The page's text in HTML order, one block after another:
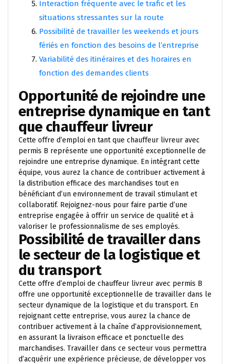
Interaction fréquente avec le trafic et les
situations stressantes sur la route
Possibilité de travailler les weekends et jours
fériés en fonction des besoins de l’entreprise
Variabilité des itinéraires et des horaires en
fonction des demandes clients
Opportunité de rejoindre une
entreprise dynamique en tant
que chauffeur livreur
Cette offre d’emploi en tant que chauffeur livreur avec
permis B représente une opportunité exceptionnelle de
rejoindre une entreprise dynamique. En intégrant cette
équipe, vous aurez la chance de contribuer activement à
la distribution efficace des marchandises tout en
bénéficiant d’un environnement de travail stimulant et
collaboratif. Rejoignez-nous pour faire partie d’une
entreprise engagée à offrir un service de qualité et à
valoriser le professionnalisme de ses employés.
Possibilité de travailler dans
le secteur de la logistique et
du transport
Cette offre d’emploi de chauffeur livreur avec permis B
offre une opportunité exceptionnelle de travailler dans le
secteur dynamique de la logistique et du transport. En
rejoignant cette entreprise, vous aurez la chance de
contribuer activement à la chaîne d’approvisionnement,
en assurant la livraison efficace et ponctuelle des
marchandises. Travailler dans ce secteur vous permettra
d’acquérir une expérience précieuse, de développer vos